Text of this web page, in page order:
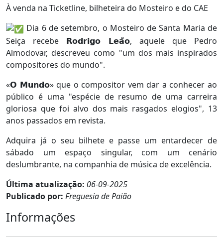
À venda na Ticketline, bilheteira do Mosteiro e do CAE
Dia 6 de setembro, o Mosteiro de Santa Maria de
Seiça recebe 𝗥𝗼𝗱𝗿𝗶𝗴𝗼 𝗟𝗲𝗮̃𝗼, aquele que Pedro
Almodovar, descreveu como "um dos mais inspirados
compositores do mundo".
«𝗢 𝗠𝘂𝗻𝗱𝗼» que o compositor vem dar a conhecer ao
público é uma "espécie de resumo de uma carreira
gloriosa que foi alvo dos mais rasgados elogios", 13
anos passados em revista.
Adquira já o seu bilhete e passe um entardecer de
sábado um espaço singular, com um cenário
deslumbrante, na companhia de música de excelência.
Última atualização: 06-09-2025
Publicado por: Freguesia de Paião
Informações